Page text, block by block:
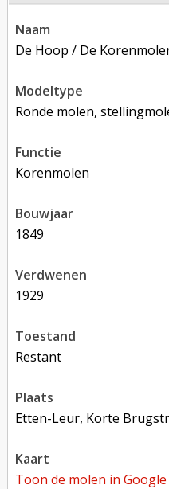
naam
De Hoop / De
modeltype
Ronde molen,
functie
korenmolen
bouwjaar
1849
verdwenen
1929
toestand
restant
plaats
Etten-Leur, Korte
kaart
Toon de molen in